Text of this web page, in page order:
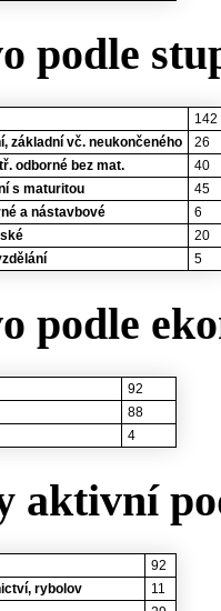
podle
142
základní vč. neukončeného
26
odborné bez mat.
40
s maturitou
45
a nástavbové
6
20
5
podle
92
88
4
aktivní
92
rybolov
11